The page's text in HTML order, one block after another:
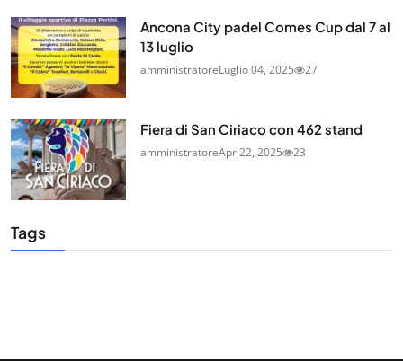
Ancona City padel Comes Cup dal 7 al
13 luglio
amministratoreLuglio 04, 2025 27
Fiera di San Ciriaco con 462 stand
amministratoreApr 22, 2025 23
Tags